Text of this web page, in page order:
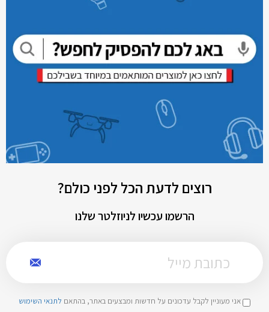
רוצים לדעת הכל לפני כולם?
הרשמו עכשיו לניוזלטר שלנו
אני מעוניין לקבל עדכונים על חדשות ומבצעים באתר, בהתאם לתנאי השימוש